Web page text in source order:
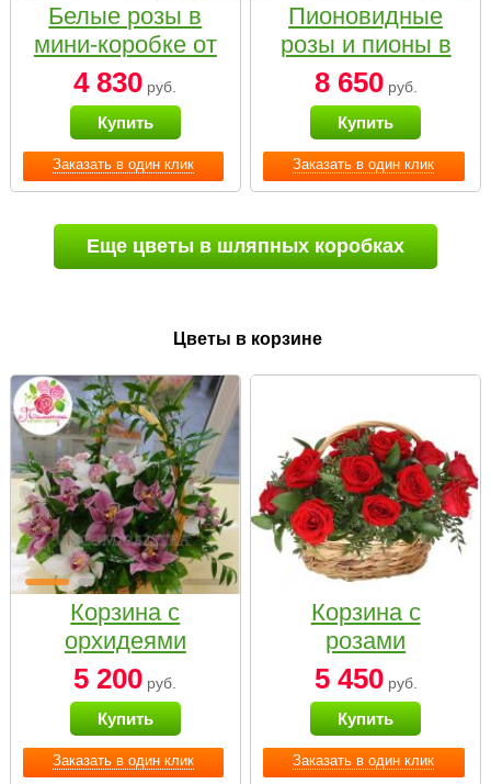
Заказать в один клик
Белые розы в
мини-коробке от
Bella Fiori
4 830 руб.
Купить
Заказать в один клик
Пионовидные
розы и пионы в
белой коробке
Small
8 650руб.
Купить
Еще цветы в шляпных коробках
Цветы в корзине
Заказать в один клик
Корзина с
орхидеями
малая
5 200 руб.
Купить
Заказать в один клик
Корзина с
розами
«Красный
Париж»
5 450руб.
Купить